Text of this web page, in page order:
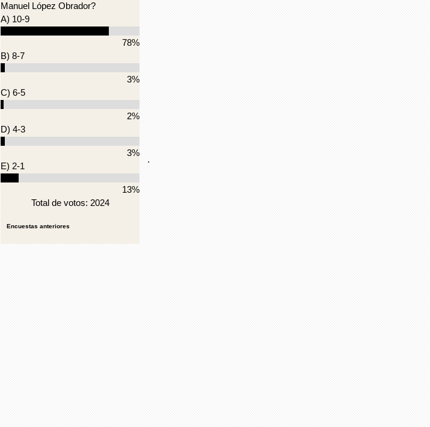
Manuel López Obrador?
A) 10-9
78%
B) 8-7
3%
C) 6-5
2%
D) 4-3
3%
E) 2-1
13%
Total de votos: 2024
Encuestas anteriores
.